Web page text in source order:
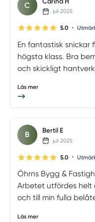
C
juli 2025
5.0 •
En fantastisk snickar
högsta klass. Bra
och skickligt
Läs mer
B Bertil E
juli 2025
5.0 •
Öhrns Bygg &
Arbetet utfördes helt
och till min fulla
Läs mer